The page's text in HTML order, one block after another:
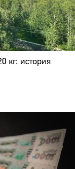
кг: история